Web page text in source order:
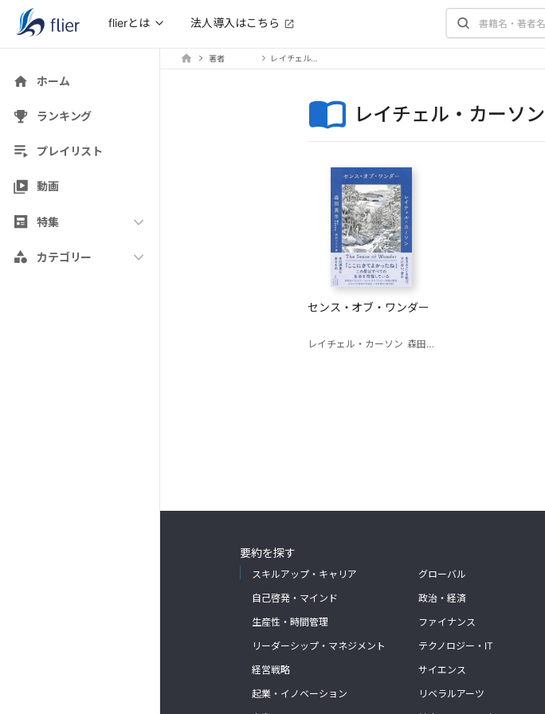
flierとは 法人導入はこちら
ホーム
ランキング
プレイリスト
動画
特集
カテゴリー
著者
レイチェル・カーソン
センス・オブ・ワンダー
レイチェル・カーソン 森田真生（著・訳者）
要約を探す
スキルアップ・キャリア
自己啓発・マインド
生産性・時間管理
リーダーシップ・マネジメント
経営戦略
起業・イノベーション
グローバル
政治・経済
ファイナンス
テクノロジー・IT
サイエンス
リベラルアーツ